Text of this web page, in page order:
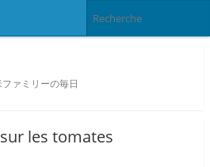
ァミリーの毎日
les tomates